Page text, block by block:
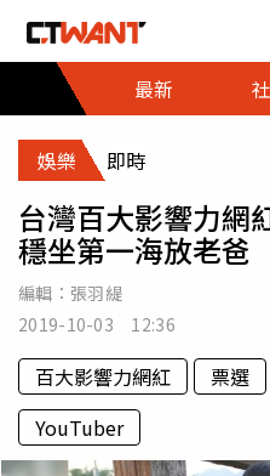
最新
娛樂 即時
台灣百大影響力
穩坐第一海放老爸
編輯： 張羽緹
2019-10-03 12:36
百大影響力網紅 票選
YouTuber